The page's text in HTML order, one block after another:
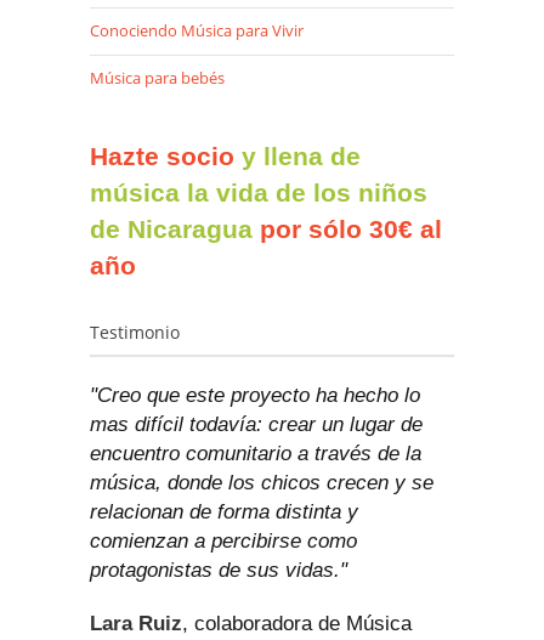
Conociendo Música para Vivir
Música para bebés
Hazte socio y llena de
música la vida de los niños
de Nicaragua por sólo 30€ al
año
Testimonio
"Creo que este proyecto ha hecho lo
mas difícil todavía: crear un lugar de
encuentro comunitario a través de la
música, donde los chicos crecen y se
relacionan de forma distinta y
comienzan a percibirse como
protagonistas de sus vidas."
Lara Ruiz, colaboradora de Música